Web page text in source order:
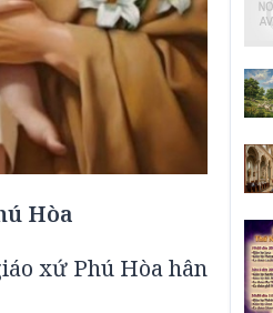
Hòa
xứ Phú Hòa hân